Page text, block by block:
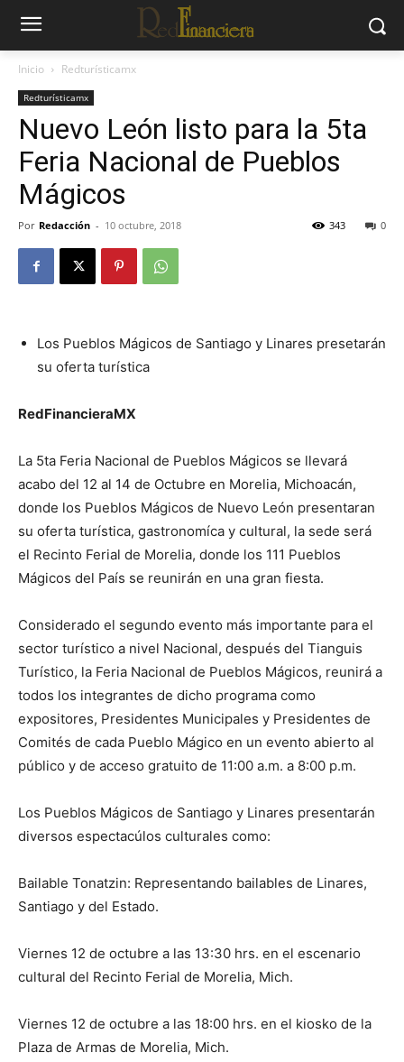
Inicio Redturísticamx
Redturísticamx
Nuevo León listo para la 5ta
Feria Nacional de Pueblos
Mágicos
Por Redacción - 10 octubre, 2018 0
343
Los Pueblos Mágicos de Santiago y Linares presetarán
su oferta turística
RedFinancieraMX
La 5ta Feria Nacional de Pueblos Mágicos se llevará
acabo del 12 al 14 de Octubre en Morelia, Michoacán,
donde los Pueblos Mágicos de Nuevo León presentaran
su oferta turística, gastronomíca y cultural, la sede será
el Recinto Ferial de Morelia, donde los 111 Pueblos
Mágicos del País se reunirán en una gran fiesta.
Considerado el segundo evento más importante para el
sector turístico a nivel Nacional, después del Tianguis
Turístico, la Feria Nacional de Pueblos Mágicos, reunirá a
todos los integrantes de dicho programa como
expositores, Presidentes Municipales y Presidentes de
Comités de cada Pueblo Mágico en un evento abierto al
público y de acceso gratuito de 11:00 a.m. a 8:00 p.m.
Los Pueblos Mágicos de Santiago y Linares presentarán
diversos espectacúlos culturales como:
Bailable Tonatzin: Representando bailables de Linares,
Santiago y del Estado.
Viernes 12 de octubre a las 13:30 hrs. en el escenario
cultural del Recinto Ferial de Morelia, Mich.
Viernes 12 de octubre a las 18:00 hrs. en el kiosko de la
Plaza de Armas de Morelia, Mich.